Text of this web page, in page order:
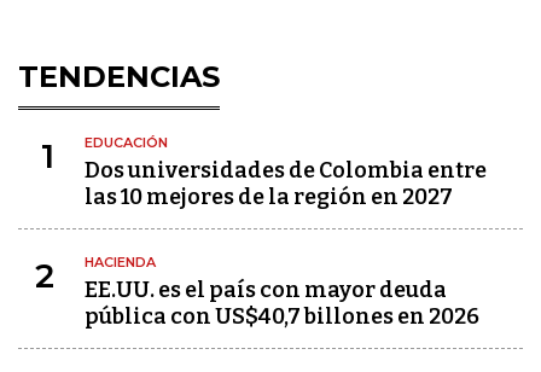
TENDENCIAS
1 EDUCACIÓN
Dos universidades de Colombia entre
las 10 mejores de la región en 2027
2 HACIENDA
EE.UU. es el país con mayor deuda
pública con US$40,7 billones en 2026